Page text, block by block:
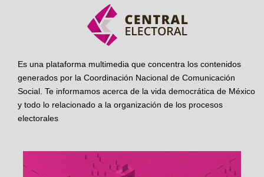
Es una plataforma multimedia que concentra los contenidos
generados por la Coordinación Nacional de Comunicación
Social. Te informamos acerca de la vida democrática de México
y todo lo relacionado a la organización de los procesos
electorales